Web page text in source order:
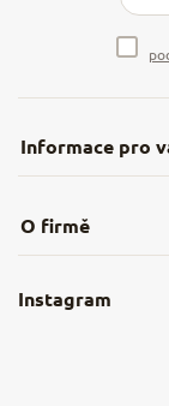
Informace pro
Obchodní
Nejčastější dotazy
Instagram
O firmě